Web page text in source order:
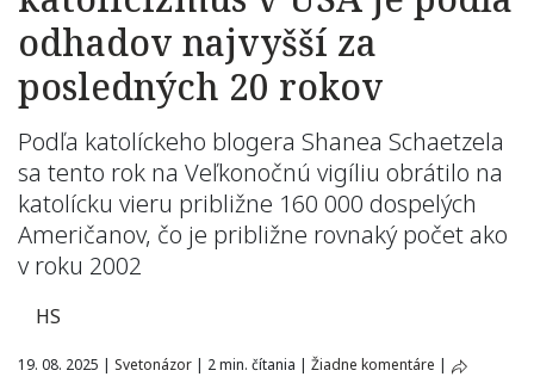
odhadov najvyšší za
posledných 20 rokov
Podľa katolíckeho blogera Shanea Schaetzela
sa tento rok na Veľkonočnú vigíliu obrátilo na
katolícku vieru približne 160 000 dospelých
Američanov, čo je približne rovnaký počet ako
v roku 2002
HS
19. 08. 2025 | Svetonázor | 2 min. čítania | Žiadne komentáre |